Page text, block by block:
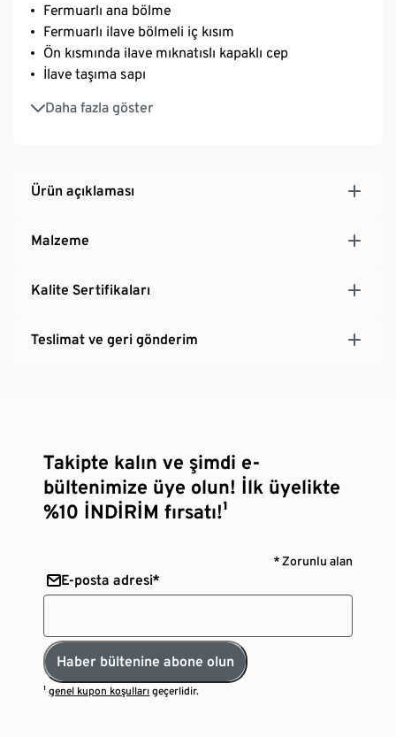
Fermuarlı ana bölme
Fermuarlı ilave bölmeli iç kısım
Ön kısmında ilave mıknatıslı kapaklı cep
İlave taşıma sapı
Daha fazla göster
Dekoratif sarkıtlı fermuar
Bakımı kolay, yıkanabilir malzeme
Ürün açıklaması
Malzeme
Kalite Sertifikaları
Teslimat ve geri gönderim
Takipte kalın ve şimdi e-
bültenimize üye olun! İlk üyelikte
%10 İNDİRİM fırsatı!¹
* Zorunlu alan
E-posta adresi*
Haber bültenine abone olun
¹genel kupon koşulları geçerlidir.